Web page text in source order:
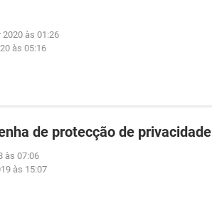
2020 às 01:26
às 05:16
de protecção de privacidade
às 07:06
às 15:07